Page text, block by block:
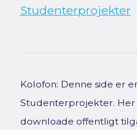
Studenterprojekter
Kolofon: Denne side er
Studenterprojekter. Her
downloade offentligt